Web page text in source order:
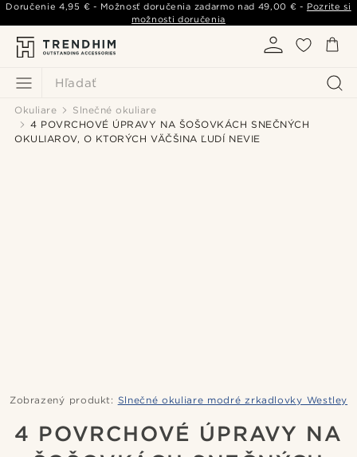
Hľadať
Doručenie4,95 € - Možnosť doručenia zadarmo nad 49,00 € - Pozrite si
možnosti doručenia
Okuliare
Slnečné okuliare
4 POVRCHOVÉ ÚPRAVY NA ŠOŠOVKÁCH SNEČNÝCH
OKULIAROV, O KTORÝCH VÄČŠINA ĽUDÍ NEVIE
Zobrazený produkt: Slnečné okuliare modré zrkadlovky Westley
4 POVRCHOVÉ ÚPRAVY NA